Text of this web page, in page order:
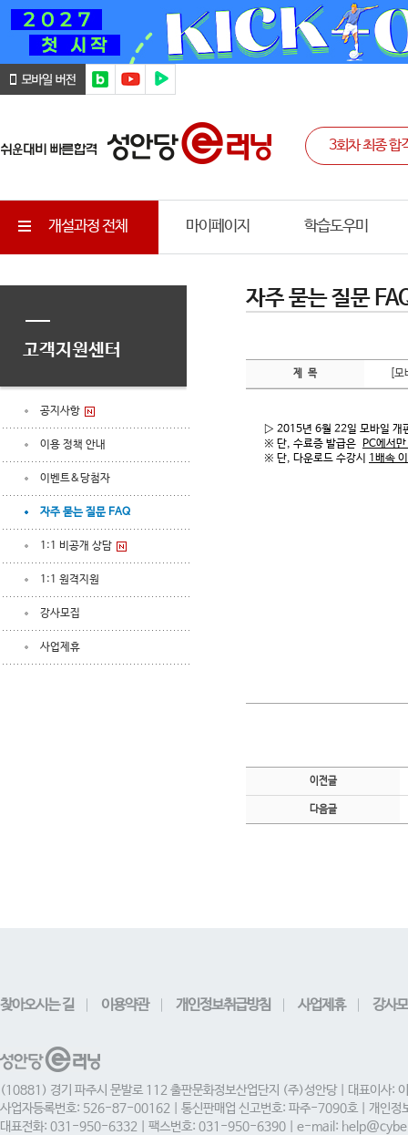
개설과정 전체 마이페이지 학습도우미
고객지원센터
공지사항
이용 정책 안내
이벤트&당첨자
자주 묻는 질문 FAQ
1:1 비공개 상담
1:1 원격지원
강사모집
사업제휴
자주 묻는 질문
제 목 [
▷ 2015년 6월 22일 모바일 개
※ 단, 수료증 발급은 PC에서
※ 단, 다운로드 수강시 1배속
이전글
다음글
찾아오시는 길 이용약관 개인정보취급방침 사업제휴 강사
(10881) 경기 파주시 문발로 112 출판문화정보산업단지 (주)성안당 | 대표이사:
사업자등록번호: 526-87-00162 | 통신판매업 신고번호: 파주-7090호 | 개인정
대표전화: 031-950-6332 | 팩스번호: 031-950-6390 | e-mail: